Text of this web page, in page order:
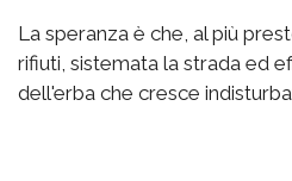
La speranza è che, al più
rifiuti, sistemata la strada ed
dell'erba che cresce